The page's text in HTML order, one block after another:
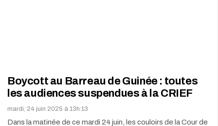
Boycott au Barreau de Guinée : toutes
les audiences suspendues à la CRIEF
mardi, 24 juin 2025 à 13h:13
Dans la matinée de ce mardi 24 juin, les couloirs de la Cour de